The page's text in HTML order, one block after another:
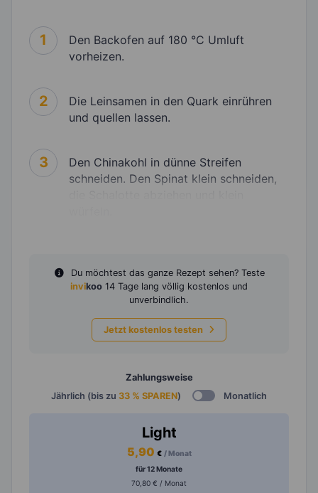
1
Den Backofen auf 180 °C Umluft
vorheizen.
2
Die Leinsamen in den Quark einrühren
und quellen lassen.
3
Den Chinakohl in dünne Streifen
schneiden. Den Spinat klein schneiden,
Du möchtest das ganze Rezept sehen? Teste
invikoo 14 Tage lang völlig kostenlos und
unverbindlich.
Jetzt kostenlos testen
Zahlungsweise
Jährlich (bis zu 33 % SPAREN) Monatlich
Light
5,90 € / Monat
für 12 Monate
70,80 € / Monat